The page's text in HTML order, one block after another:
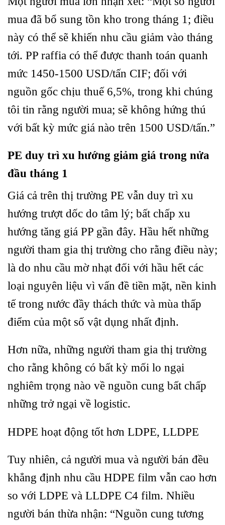
mua đã bổ sung tồn kho trong tháng 1; điều
này có thể sẽ khiến nhu cầu giảm vào tháng
tới. PP raffia có thể được thanh toán quanh
mức 1450-1500 USD/tấn CIF; đối với
nguồn gốc chịu thuế 6,5%, trong khi chúng
tôi tin rằng người mua; sẽ không hứng thú
với bất kỳ mức giá nào trên 1500 USD/tấn.”
PE duy trì xu hướng giảm giá trong nửa
đầu tháng 1
Giá cả trên thị trường PE vẫn duy trì xu
hướng trượt dốc do tâm lý; bất chấp xu
hướng tăng giá PP gần đây. Hầu hết những
người tham gia thị trường cho rằng điều này;
là do nhu cầu mờ nhạt đối với hầu hết các
loại nguyên liệu vì vấn đề tiền mặt, nền kinh
tế trong nước đầy thách thức và mùa thấp
điểm của một số vật dụng nhất định.
Hơn nữa, những người tham gia thị trường
cho rằng không có bất kỳ mối lo ngại
nghiêm trọng nào về nguồn cung bất chấp
những trở ngại về logistic.
HDPE hoạt động tốt hơn LDPE, LLDPE
Tuy nhiên, cả người mua và người bán đều
khẳng định nhu cầu HDPE film vẫn cao hơn
so với LDPE và LLDPE C4 film. Nhiều
người bán thừa nhận: “Nguồn cung tương